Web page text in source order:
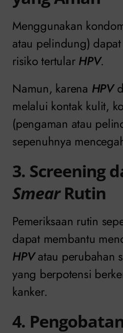
Menggunakan
atau pelindung)
risiko tertular HPV.
Namun, karena HPV
melalui kontak kulit,
(pengaman atau
sepenuhnya
3. Screening
SmearRutin
Pemeriksaan rutin
dapat membantu
HPVatau perubahan
yang berpotensi
kanker.
4.